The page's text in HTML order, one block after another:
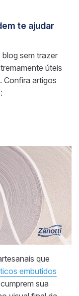
te ajudar
sem trazer
úteis
Confira artigos
que
embutidos
sua